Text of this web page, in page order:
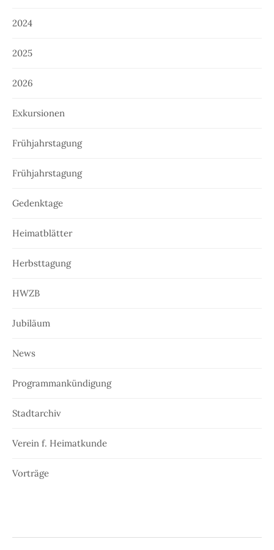
2024
2025
2026
Exkursionen
Frühjahrstagung
Frühjahrstagung
Gedenktage
Heimatblätter
Herbsttagung
HWZB
Jubiläum
News
Programmankündigung
Stadtarchiv
Verein f. Heimatkunde
Vorträge